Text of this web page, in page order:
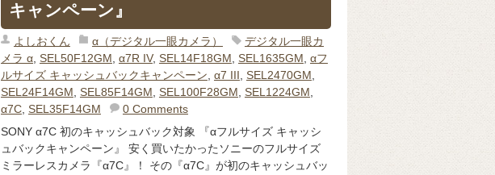
キャンペーン』
よしおくん α（デジタル一眼カメラ）
デジタル一眼カ
メラ α, SEL50F12GM, α7R IV, SEL14F18GM, SEL1635GM, αフ
ルサイズ キャッシュバックキャンペーン, α7 III, SEL2470GM,
SEL24F14GM, SEL85F14GM, SEL100F28GM, SEL1224GM,
α7C, SEL35F14GM
0 Comments
SONY α7C 初のキャッシュバック対象 『αフルサイズ キャッシ
ュバックキャンペーン』 安く買いたかったソニーのフルサイズ
ミラーレスカメラ『α7C』！ その『α7C』が初のキャッシュバッ